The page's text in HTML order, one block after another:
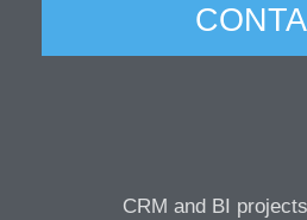
CRM and BI